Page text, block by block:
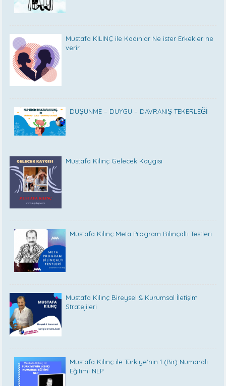
Mustafa KILINÇ ile Kadınlar Ne ister Erkekler ne
verir
DÜŞÜNME – DUYGU – DAVRANIŞ TEKERLEĞİ
Mustafa Kılınç Gelecek Kaygısı
Mustafa Kılınç Meta Program Bilinçaltı Testleri
Mustafa Kılınç Bireysel & Kurumsal İletişim
Stratejileri
Mustafa Kılınç ile Türkiye’nin 1 (Bir) Numaralı
Eğitimi NLP